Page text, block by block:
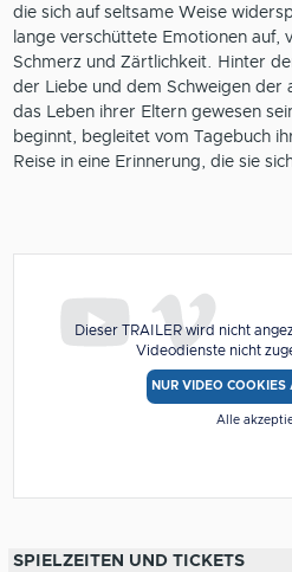
Dieser TRAILER wird nicht
Videodienste nicht
NUR VIDEO COOKIES
Alle
die sich auf seltsame Weise
lange verschüttete Emotionen auf,
Schmerz und Zärtlichkeit. Hinter
der Liebe und dem Schweigen der
das Leben ihrer Eltern gewesen
beginnt, begleitet vom Tagebuch
Reise in eine Erinnerung, die sie
SPIELZEITEN UND TICKETS